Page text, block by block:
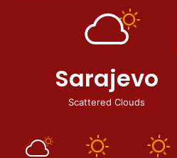
Sarajevo
Scattered Clouds